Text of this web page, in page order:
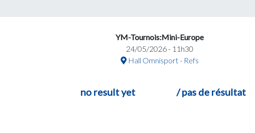
YM-Tournois:Mini-Europe
24/05/2026 - 11h30
Hall Omnisport - Refs
no result yet / pas de résultat